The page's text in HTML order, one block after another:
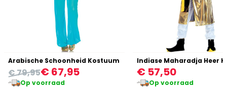
Arabische Schoonheid Kostuum
€ 67,95
€ 79,95
Op voorraad
€ 57,50
Op voorraad